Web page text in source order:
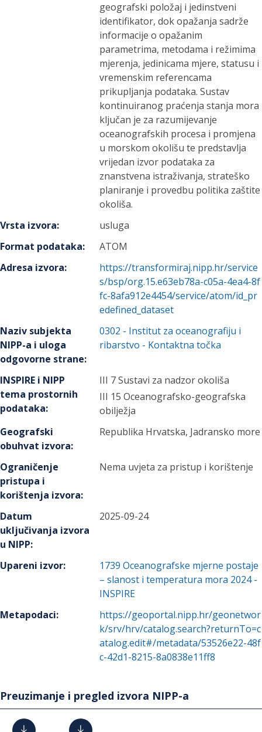
geografski položaj i jedinstveni
identifikator, dok opažanja sadrže
informacije o opažanim
parametrima, metodama i režimima
mjerenja, jedinicama mjere, statusu i
vremenskim referencama
prikupljanja podataka. Sustav
kontinuiranog praćenja stanja mora
ključan je za razumijevanje
oceanografskih procesa i promjena
u morskom okolišu te predstavlja
vrijedan izvor podataka za
znanstvena istraživanja, strateško
planiranje i provedbu politika zaštite
okoliša.
Vrsta izvora:
usluga
Format podataka:
ATOM
Adresa izvora:
https://transformiraj.nipp.hr/service
s/bsp/org.15.e63eb78a-c05a-4ea4-8f
fc-8afa912e4454/service/atom/id_pr
edefined_dataset
Naziv subjekta
NIPP-a i uloga
odgovorne strane:
0302 - Institut za oceanografiju i
ribarstvo - Kontaktna točka
INSPIRE i NIPP
tema prostornih
podataka:
III 7 Sustavi za nadzor okoliša
III 15 Oceanografsko-geografska
obilježja
Geografski
obuhvat izvora:
Republika Hrvatska, Jadransko more
Ograničenje
pristupa i
korištenja izvora:
Nema uvjeta za pristup i korištenje
Datum
uključivanja izvora
u NIPP:
2025-09-24
Upareni izvor: 1739 Oceanografske mjerne postaje
– slanost i temperatura mora 2024 -
INSPIRE
Metapodaci:
https://geoportal.nipp.hr/geonetwor
k/srv/hrv/catalog.search?returnTo=c
atalog.edit#/metadata/53526e22-48f
c-42d1-8215-8a0838e11ff8
Preuzimanje i pregled izvora NIPP-a